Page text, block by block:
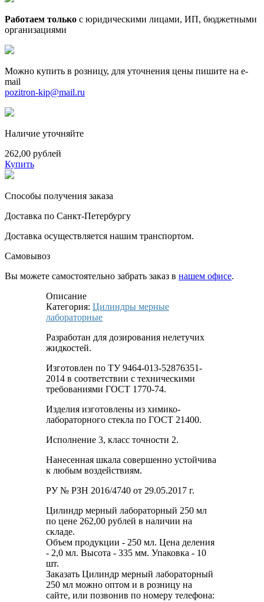
Работаем только с юридическими лицами, ИП, бюджетными
организациями
Можно купить в розницу, для уточнения цены пишите на e-
mail
pozitron-kip@mail.ru
Наличие уточняйте
262,00 рублей
Купить
Способы получения заказа
Доставка по Санкт-Петербургу
Доставка осуществляется нашим транспортом.
Самовывоз
Вы можете самостоятельно забрать заказ в нашем офисе.
Описание
Категория: Цилиндры мерные
лабораторные
Разработан для дозирования нелетучих
жидкостей.
Изготовлен по ТУ 9464-013-52876351-
2014 в соответствии с техническими
требованиями ГОСТ 1770-74.
Изделия изготовлены из химико-
лабораторного стекла по ГОСТ 21400.
Исполнение 3, класс точности 2.
Нанесенная шкала совершенно устойчива
к любым воздействиям.
РУ № РЗН 2016/4740 от 29.05.2017 г.
Цилиндр мерный лабораторный 250 мл
по цене 262,00 рублей в наличии на
складе.
Объем продукции - 250 мл. Цена деления
- 2,0 мл. Высота - 335 мм. Упаковка - 10
шт.
Заказать Цилиндр мерный лабораторный
250 мл можно оптом и в розницу на
сайте, или позвонив по номеру телефона: